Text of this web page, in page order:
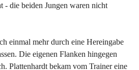
- die beiden Jungen waren nicht
einmal mehr durch eine Hereingabe
Die eigenen Flanken hingegen
Plattenhardt bekam vom Trainer eine